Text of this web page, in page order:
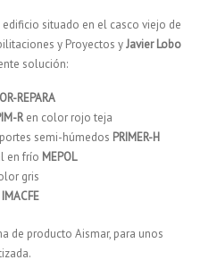
situado en el casco viejo de
y Proyectos yJavier Lobo
solución:
REPARA
Ren color rojo teja
semi-húmedos PRIMER-H
en frío MEPOL
gris
IMACFE
de producto Aismar, para unos